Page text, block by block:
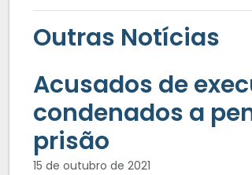
Outras Notícias
Acusados de
condenados a
prisão
15 de outubro de 2021